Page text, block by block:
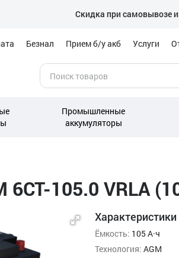
Скидка при самовывозе
Безнал Прием б/у акб Услуги
Промышленные
аккумуляторы
6СТ-105.0 VRLA
Характеристики
Ёмкость: 105 А·ч
Технология: AGM